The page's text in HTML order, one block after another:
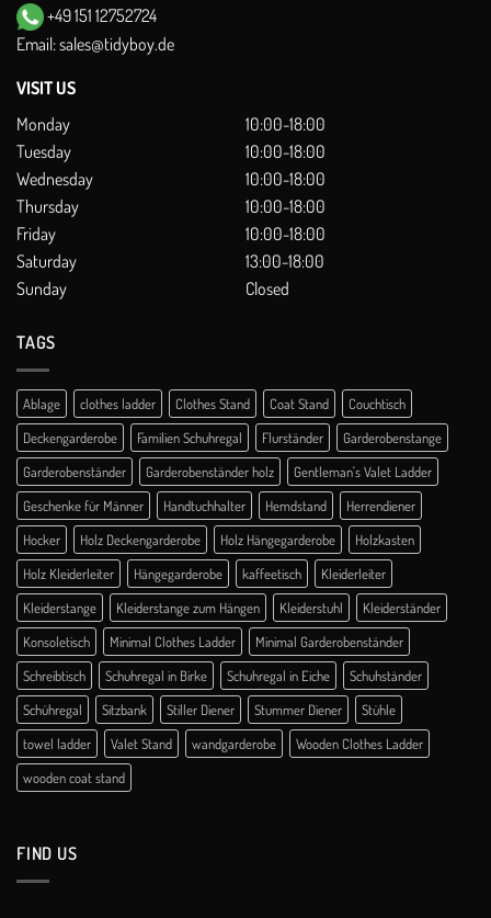
+49 151 12752724
Email:sales@tidyboy.de
VISIT US
Monday
10:00-18:00
Tuesday
10:00-18:00
Wednesday
10:00-18:00
Thursday
10:00-18:00
Friday
10:00-18:00
Saturday
13:00-18:00
Sunday
Closed
TAGS
Ablage clothes ladder Clothes Stand Coat Stand
Couchtisch
Deckengarderobe
Familien Schuhregal Flurständer
Garderobenstange
Garderobenständer
Garderobenständer holz
Gentleman's Valet Ladder
Geschenke für Männer
Handtuchhalter Hemdstand
Herrendiener
Hocker
Holz Deckengarderobe Holz Hängegarderobe
Holzkasten
Holz Kleiderleiter
Hängegarderobe kaffeetisch
Kleiderleiter
Kleiderstange
Kleiderstange zum Hängen Kleiderstuhl
Kleiderständer
Konsoletisch
Minimal Clothes Ladder
Minimal Garderobenständer
Schreibtisch
Schuhregal in Birke Schuhregal in Eiche
Schuhständer
Schühregal
Sitzbank Stiller Diener Stummer Diener
Stühle
towel ladder
Valet Stand wandgarderobe
Wooden Clothes Ladder
wooden coat stand
FIND US